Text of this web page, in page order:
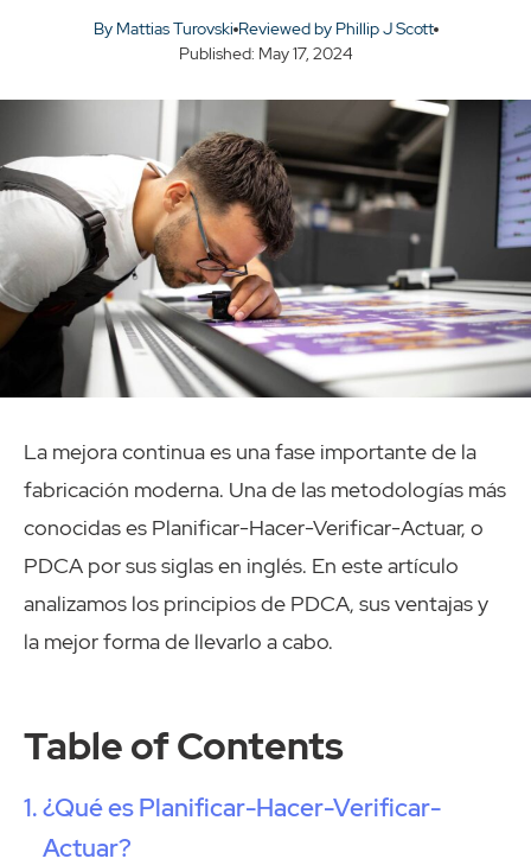
By Mattias Turovski Reviewed by Phillip J Scott
Published: May 17, 2024
La mejora continua es una fase importante de la
fabricación moderna. Una de las metodologías más
conocidas es Planificar-Hacer-Verificar-Actuar, o
PDCA por sus siglas en inglés. En este artículo
analizamos los principios de PDCA, sus ventajas y
la mejor forma de llevarlo a cabo.
Table of Contents
¿Qué es Planificar-Hacer-Verificar-
Actuar?